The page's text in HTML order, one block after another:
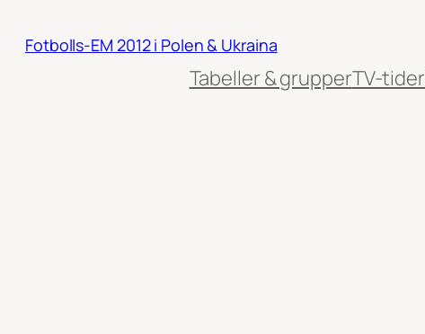
tillFotbolls-EM 2012 i Polen & Ukraina
Tabeller & grupperTV-tider